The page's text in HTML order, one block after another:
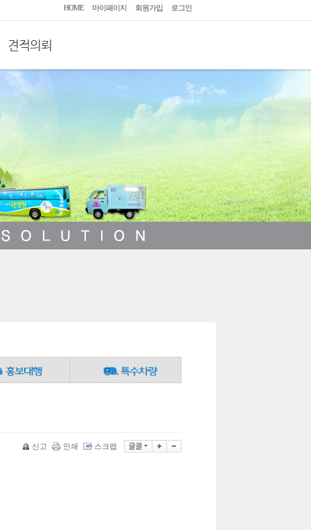
HOME 마이페이지 회원가입 로그인
견적의뢰
신고 인쇄 스크랩